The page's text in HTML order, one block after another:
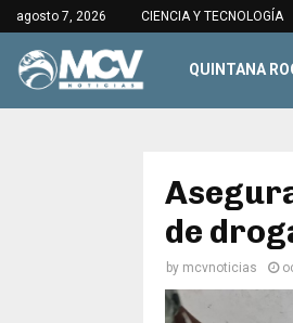
agosto 7, 2026 CIENCIA Y TECNOLOGÍA
QUINTANA
de
by mcvnoticias